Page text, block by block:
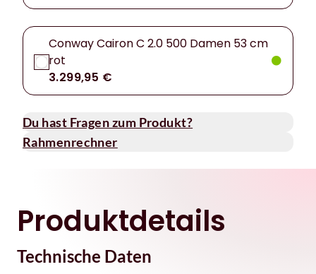
Conway Cairon C 2.0 500 Damen 53 cm
rot
3.299,95 €
Du hast Fragen zum Produkt?
Rahmenrechner
Produktdetails
Technische Daten